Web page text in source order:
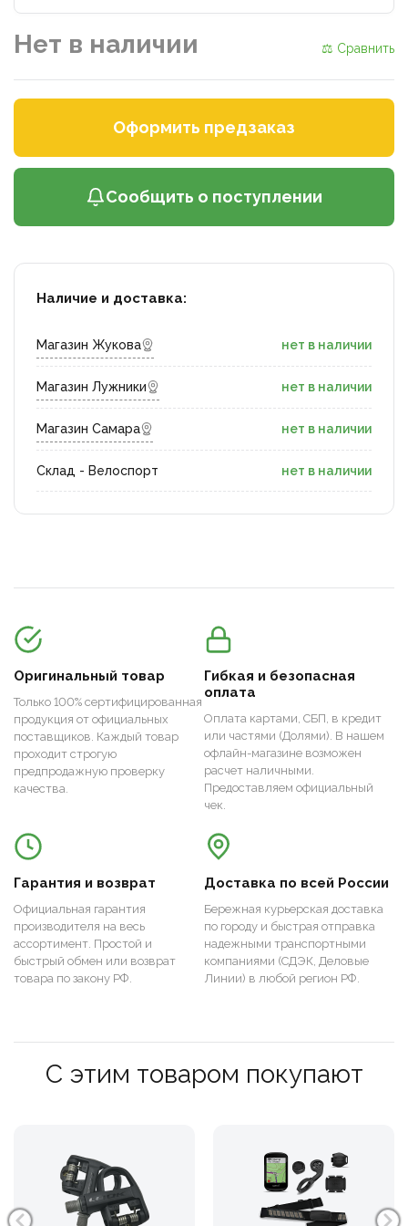
Нет в наличии ⚖ Сравнить
Оформить предзаказ
Сообщить о поступлении
Наличие и доставка:
Магазин Жукова нет в наличии
Магазин Лужники нет в наличии
Магазин Самара нет в наличии
Склад - Велоспорт нет в наличии
Оригинальный товар
Только 100% сертифицированная
продукция от официальных
поставщиков. Каждый товар
проходит строгую
предпродажную проверку
качества.
Гибкая и безопасная
оплата
Оплата картами, СБП, в кредит
или частями (Долями). В нашем
офлайн-магазине возможен
расчет наличными.
Предоставляем официальный
чек.
Гарантия и возврат
Официальная гарантия
производителя на весь
ассортимент. Простой и
быстрый обмен или возврат
товара по закону РФ.
Доставка по всей России
Бережная курьерская доставка
по городу и быстрая отправка
надежными транспортными
компаниями (СДЭК, Деловые
Линии) в любой регион РФ.
С этим товаром покупают